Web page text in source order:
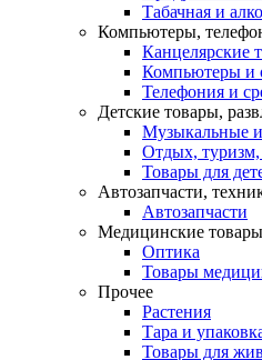
Табачная и
Компьютеры,
Канцелярские
Компьютеры и
Телефония и
Детские товары,
Музыкальные
Отдых, туризм,
Товары для
Автозапчасти,
Автозапчасти
Медицинские товары
Оптика
Товары
Прочее
Растения
Тара и
Товары для